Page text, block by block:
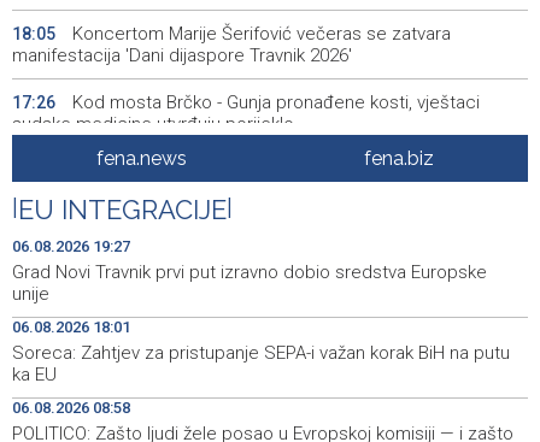
18:05
Koncertom Marije Šerifović večeras se zatvara
manifestacija 'Dani dijaspore Travnik 2026'
17:26
Kod mosta Brčko - Gunja pronađene kosti, vještaci
sudske medicine utvrđuju porijeklo
'Pekijada' u Varešu okupila 37 ekipa iz četiri države
regiona
16:55 U rijeci Krivaji kod Zavidovića utopio se muškarac
16:08 Otvorena džamija u Milatkovićima kod Čajniča
15:55
Zmajice se okupile u Mostaru: Reprezentacija BiH kreće
po novu mediteransku priču
15:55
SFF - Specijalna predfestivalska projekcija restauriranog
filma 'Žena s krajolikom' Ivice Matića
fena.news fena.biz
EU INTEGRACIJE
06.08.2026 19:27
Grad Novi Travnik prvi put izravno dobio sredstva Europske
unije
06.08.2026 18:01
Soreca: Zahtjev za pristupanje SEPA-i važan korak BiH na putu
ka EU
06.08.2026 08:58
POLITICO: Zašto ljudi žele posao u Evropskoj komisiji — i zašto